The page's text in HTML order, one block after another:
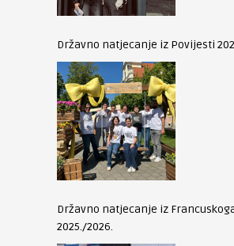
Državno natjecanje iz Povijesti
Državno natjecanje iz
2025./2026.